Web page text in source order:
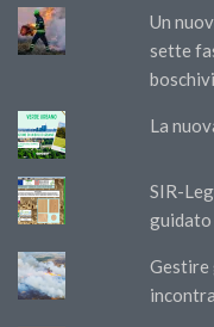
Un
sette
boschivi
La
SIR-
guidato
Gestire